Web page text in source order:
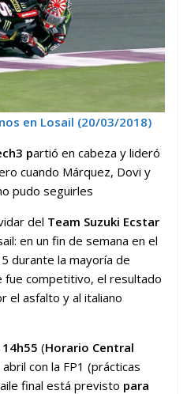
en Losail (20/03/2018)
partió en cabeza y lideró
cuando Márquez, Dovi y
pudo seguirles
del Team Suzuki Ecstar
en un fin de semana en el
durante la mayoría de
fue competitivo, el resultado
el asfalto y al italiano
14h55 (Horario Central
con la FP1 (prácticas
final está previsto para